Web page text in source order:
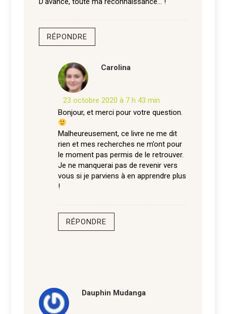
RÉPONDRE
Carolina
23 octobre 2020 à 7 h 43 min
Bonjour, et merci pour votre question.
Malheureusement, ce livre ne me dit
rien et mes recherches ne m’ont pour
le moment pas permis de le retrouver.
Je ne manquerai pas de revenir vers
vous si je parviens à en apprendre plus
!
RÉPONDRE
Dauphin Mudanga